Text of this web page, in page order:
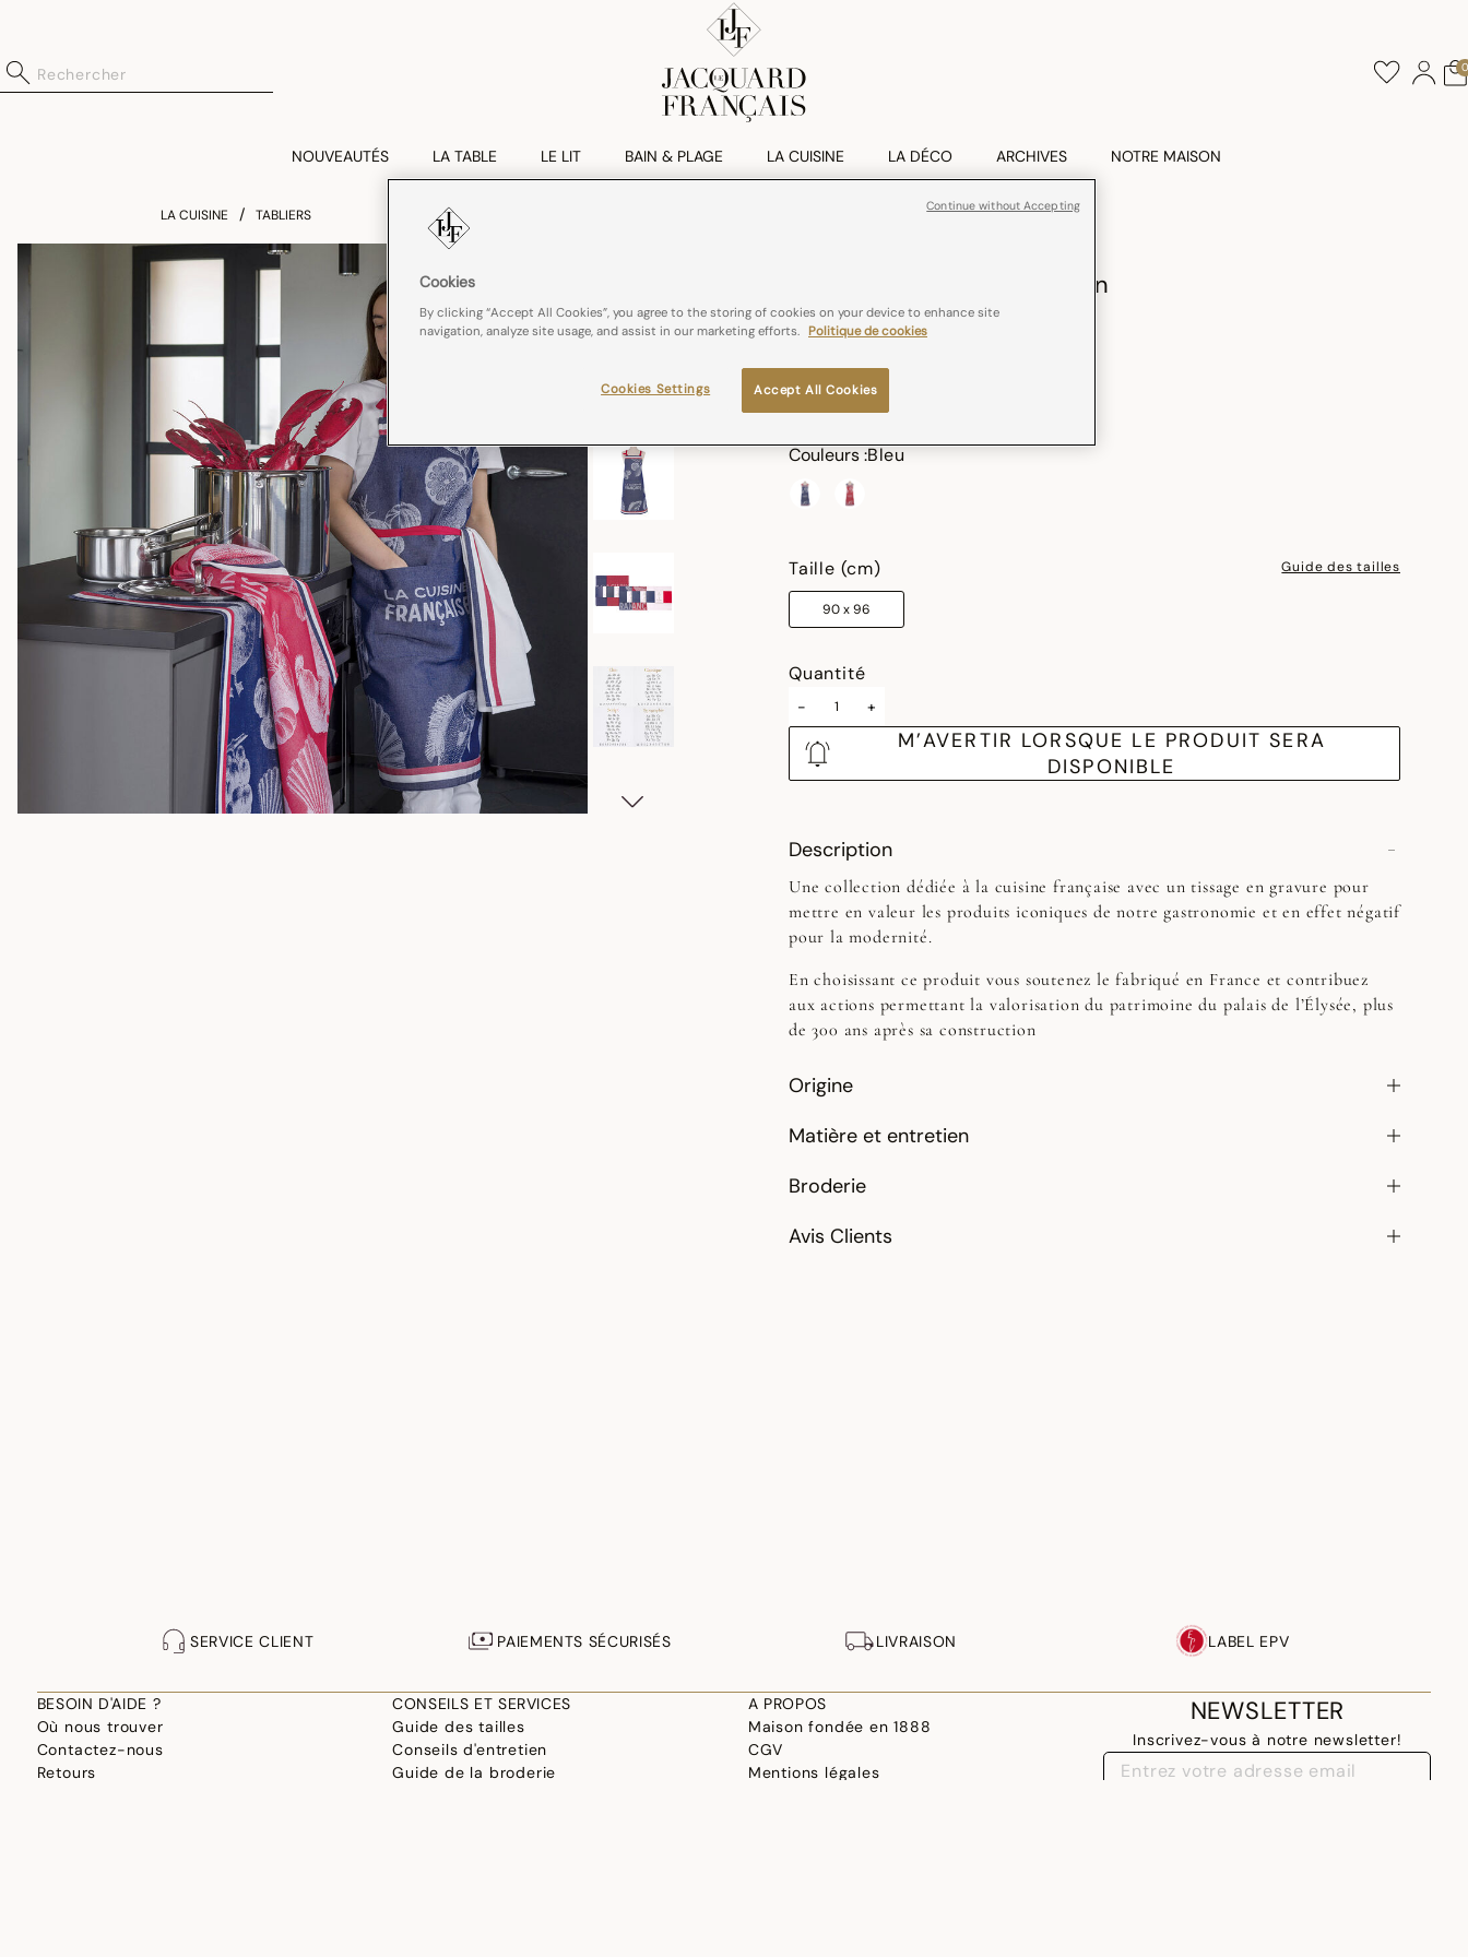
0
NOUVEAUTÉS LA TABLE LE LIT BAIN & PLAGE LA CUISINE LA DÉCO ARCHIVES NOTRE MAISON
LA CUISINE TABLIERS
Tablier Gastronomie Coton
€ 89,00
coton
Couleurs :Bleu
Taille (cm) Guide des tailles
90 x 96
Quantité
- +
M’AVERTIR LORSQUE LE PRODUIT SERA
DISPONIBLE
Description
Une collection dédiée à la cuisine française avec un tissage en gravure pour
mettre en valeur les produits iconiques de notre gastronomie et en effet négatif
pour la modernité.
En choisissant ce produit vous soutenez le fabriqué en France et contribuez
aux actions permettant la valorisation du patrimoine du palais de l’Élysée, plus
de 300 ans après sa construction
Origine
Matière et entretien
Broderie
Avis Clients
SERVICE CLIENT PAIEMENTS SÉCURISÉS LIVRAISON LABEL EPV
BESOIN D'AIDE ?
Où nous trouver
Contactez-nous
Retours
CONSEILS ET SERVICES
Guide des tailles
Conseils d'entretien
Guide de la broderie
A PROPOS
Maison fondée en 1888
CGV
Mentions légales
NEWSLETTER
Inscrivez-vous à notre newsletter!
Cookies
By clicking “Accept All Cookies”, you agree to the storing of cookies on your device to enhance site
navigation, analyze site usage, and assist in our marketing efforts. Politique de cookies
Accept All Cookies
Cookies Settings
Continue without Accepting